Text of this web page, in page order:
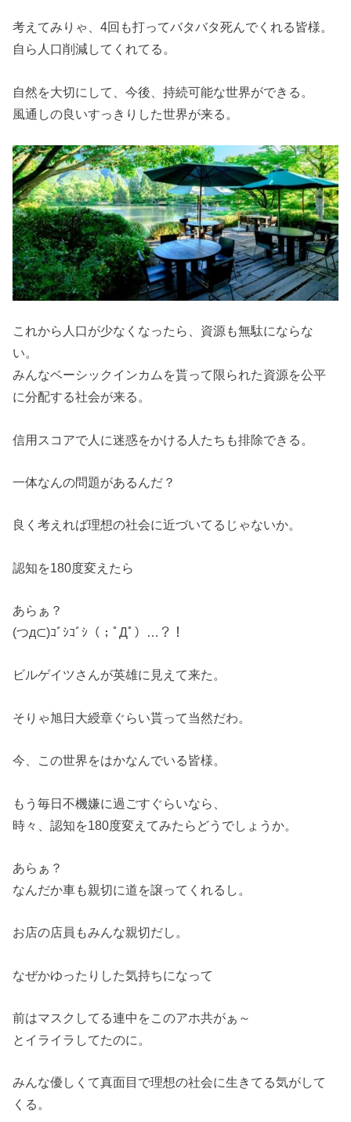
考えてみりゃ、4回も打ってバタバタ死んでくれる皆様。
自ら人口削減してくれてる。
自然を大切にして、今後、持続可能な世界ができる。
風通しの良いすっきりした世界が来る。
これから人口が少なくなったら、資源も無駄にならな
い。
みんなベーシックインカムを貰って限られた資源を公平
に分配する社会が来る。
信用スコアで人に迷惑をかける人たちも排除できる。
一体なんの問題があるんだ？
良く考えれば理想の社会に近づいてるじゃないか。
認知を180度変えたら
あらぁ？
(つд⊂)ｺﾞｼｺﾞｼ（；ﾟДﾟ）…？！
ビルゲイツさんが英雄に見えて来た。
そりゃ旭日大綬章ぐらい貰って当然だわ。
今、この世界をはかなんでいる皆様。
もう毎日不機嫌に過ごすぐらいなら、
時々、認知を180度変えてみたらどうでしょうか。
あらぁ？
なんだか車も親切に道を譲ってくれるし。
お店の店員もみんな親切だし。
なぜかゆったりした気持ちになって
前はマスクしてる連中をこのアホ共がぁ～
とイライラしてたのに。
みんな優しくて真面目で理想の社会に生きてる気がして
くる。